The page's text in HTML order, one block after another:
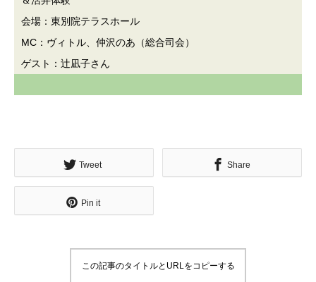
会場：東別院テラスホール
MC：ヴィトル、仲沢のあ（総合司会）
ゲスト：辻凪子さん
Tweet Share
Pin it
この記事のタイトルとURLをコピーする